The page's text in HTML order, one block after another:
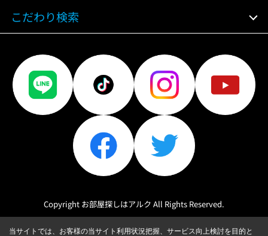
こだわり検索
Copyright お部屋探しはアルク All Rights Reserved.
当サイトでは、お客様の当サイト利用状況把握、サービス向上検討を目的と